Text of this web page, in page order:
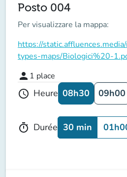
Posto 004
Per visualizzare la mappa:
https://
types-maps/Biologici%20-
person 1 place
schedule Heure 08h30 09h00
timer Durée 30 min